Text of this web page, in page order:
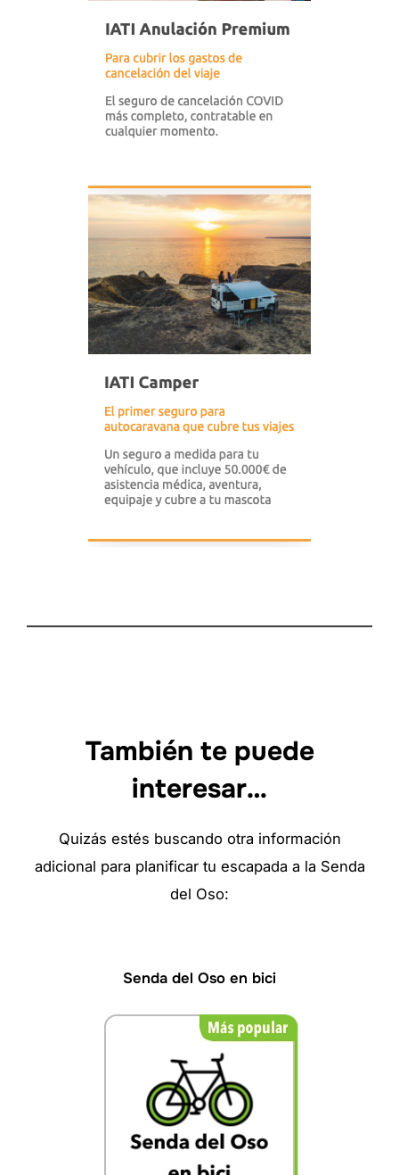
También te puede
interesar…
Quizás estés buscando otra información
adicional para planificar tu escapada a la Senda
del Oso:
Senda del Oso en bici